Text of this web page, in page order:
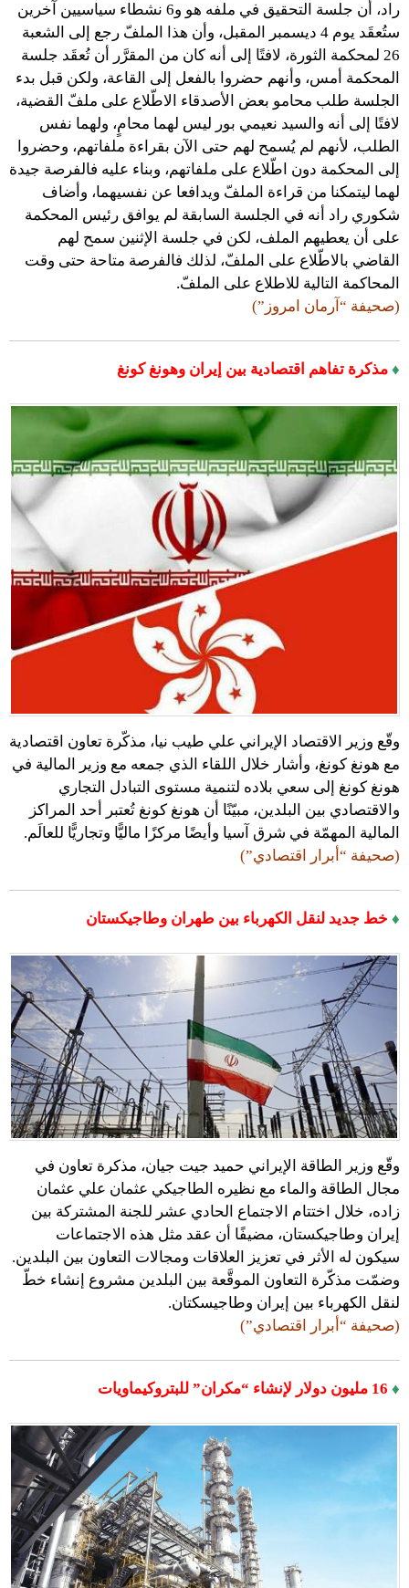
راد، أن جلسة التحقيق في ملفه هو و6 نشطاء سياسيين آخرين
ستُعقَد يوم 4 ديسمبر المقبل، وأن هذا الملفّ رجع إلى الشعبة
26 لمحكمة الثورة، لافتًا إلى أنه كان من المقرَّر أن تُعقَد جلسة
المحكمة أمس، وأنهم حضروا بالفعل إلى القاعة، ولكن قبل بدء
الجلسة طلب محامو بعض الأصدقاء الاطّلاع على ملفّ القضية،
لافتًا إلى أنه والسيد نعيمي بور ليس لهما محامٍ، ولهما نفس
الطلب، لأنهم لم يُسمح لهم حتى الآن بقراءة ملفاتهم، وحضروا
إلى المحكمة دون اطّلاع على ملفاتهم، وبناء عليه فالفرصة جيدة
لهما ليتمكنا من قراءة الملفّ ويدافعا عن نفسيهما، وأضاف
شكوري راد أنه في الجلسة السابقة لم يوافق رئيس المحكمة
على أن يعطيهم الملف، لكن في جلسة الإثنين سمح لهم
القاضي بالاطّلاع على الملفّ، لذلك فالفرصة متاحة حتى وقت
المحاكمة التالية للاطلاع على الملفّ.
(صحيفة “آرمان امروز”)
♦ مذكرة تفاهم اقتصادية بين إيران وهونغ كونغ
وقّع وزير الاقتصاد الإيراني علي طيب نيا، مذكّرة تعاون اقتصادية
مع هونغ كونغ، وأشار خلال اللقاء الذي جمعه مع وزير المالية في
هونغ كونغ إلى سعي بلاده لتنمية مستوى التبادل التجاري
والاقتصادي بين البلدين، مبيّنًا أن هونغ كونغ تُعتبر أحد المراكز
المالية المهمّة في شرق آسيا وأيضًا مركزًا ماليًّا وتجاريًّا للعالَم.
(صحيفة “أبرار اقتصادي”)
♦ خط جديد لنقل الكهرباء بين طهران وطاجيكستان
وقّع وزير الطاقة الإيراني حميد جيت جيان، مذكرة تعاون في
مجال الطاقة والماء مع نظيره الطاجيكي عثمان علي عثمان
زاده، خلال اختتام الاجتماع الحادي عشر للجنة المشتركة بين
إيران وطاجيكستان، مضيفًا أن عقد مثل هذه الاجتماعات
سيكون له الأثر في تعزيز العلاقات ومجالات التعاون بين البلدين.
وضمّت مذكّرة التعاون الموقَّعة بين البلدين مشروع إنشاء خطّ
لنقل الكهرباء بين إيران وطاجيسكتان.
(صحيفة “أبرار اقتصادي”)
♦ 16 مليون دولار لإنشاء “مكران” للبتروكيماويات